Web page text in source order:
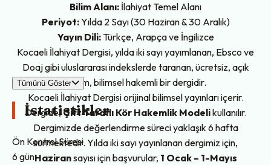
Bilim Alanı: İlahiyat Temel Alanı
Periyot:Yılda 2 Sayı (30 Haziran & 30 Aralık)
Yayın Dili:Türkçe, Arapça ve İngilizce
Kocaeli İlahiyat Dergisi, yılda iki sayı yayımlanan, Ebsco ve
Doaj gibi uluslararası indekslerde taranan, ücretsiz, açık
erişim, bilimsel hakemli bir dergidir.
Kocaeli İlahiyat Dergisi orijinal bilimsel yayınları içerir.
Dergide,Çift Taraflı Kör Hakemlik Modelikullanılır.
Dergimizde değerlendirme süreci yaklaşık 6 hafta
sürmektedir. Yılda iki sayı yayınlanan dergimiz için,
Haziransayısı için başvurular, 1 Ocak – 1-Mayıs
Tümünü Göster
İstatistikler
Ön Kontrol Süresi
6 gün